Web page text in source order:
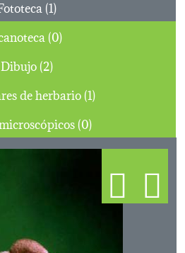
Fototeca (1)
Scanoteca (0)
Dibujo (2)
Ejemplares de herbario (1)
Cortes microscópicos (0)